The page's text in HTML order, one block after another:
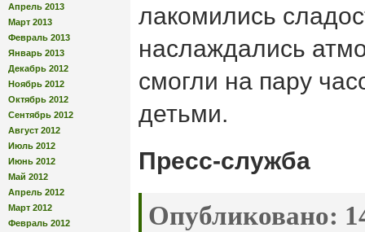
Апрель 2013
Март 2013
Февраль 2013
Январь 2013
Декабрь 2012
Ноябрь 2012
Октябрь 2012
Сентябрь 2012
Август 2012
Июль 2012
Июнь 2012
Май 2012
Апрель 2012
Март 2012
Февраль 2012
лакомились
наслаждались
смогли на пару
детьми.
Пресс-служба
Опубликовано: